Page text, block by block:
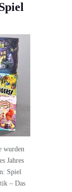
wurden
Jahres
Spiel
– Das